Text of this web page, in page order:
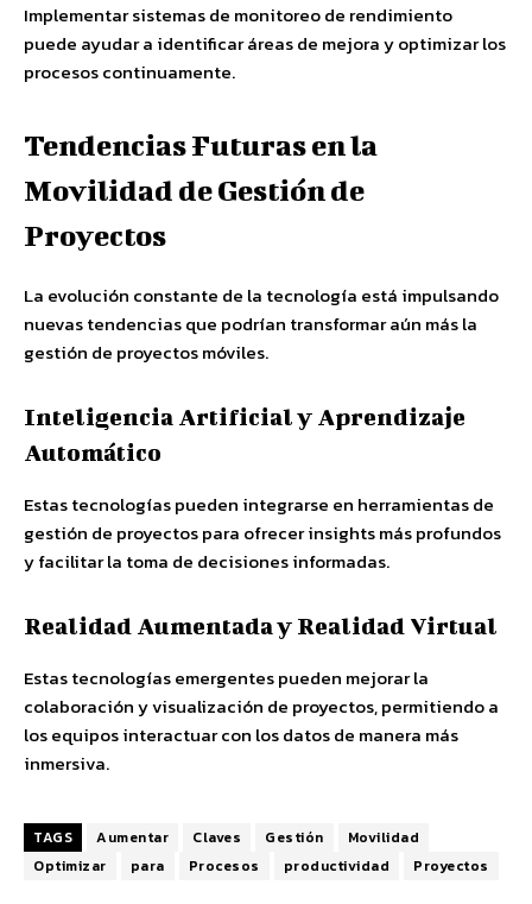
Implementar sistemas de monitoreo de rendimiento
puede ayudar a identificar áreas de mejora y optimizar los
procesos continuamente.
Tendencias Futuras en la
Movilidad de Gestión de
Proyectos
La evolución constante de la tecnología está impulsando
nuevas tendencias que podrían transformar aún más la
gestión de proyectos móviles.
Inteligencia Artificial y Aprendizaje
Automático
Estas tecnologías pueden integrarse en herramientas de
gestión de proyectos para ofrecer insights más profundos
y facilitar la toma de decisiones informadas.
Realidad Aumentada y Realidad Virtual
Estas tecnologías emergentes pueden mejorar la
colaboración y visualización de proyectos, permitiendo a
los equipos interactuar con los datos de manera más
inmersiva.
TAGS Aumentar Claves Gestión
Movilidad
Optimizar
para Procesos productividad Proyectos